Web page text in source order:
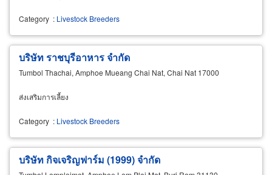
Category : Livestock Breeders
บริษัท ราชบุรีอาหาร จำกัด
Tumbol Thachai, Amphoe Mueang Chai Nat, Chai Nat 17000
ส่งเสริมการเลี้ยง
Category : Livestock Breeders
บริษัท กิจเจริญฟาร์ม (1999) จำกัด